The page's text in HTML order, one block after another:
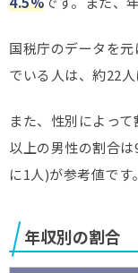
国税庁のデータを
でいる人は、約22人
また、性別によっ
以上の男性の割合
に1人)が参考値です。
年収別の割合